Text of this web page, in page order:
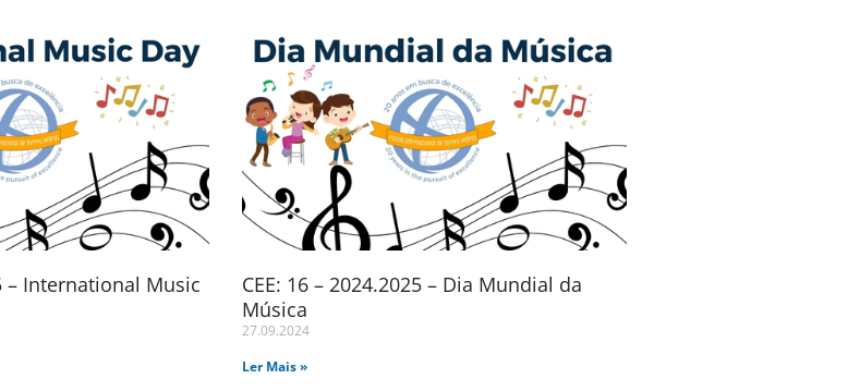
– International Music
CEE: 16 – 2024.2025 – Dia Mundial da
Música
27.09.2024
Ler Mais »